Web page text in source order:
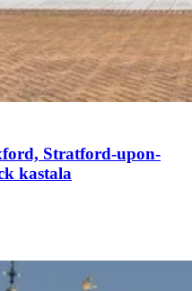
Stratford-upon-
kastala